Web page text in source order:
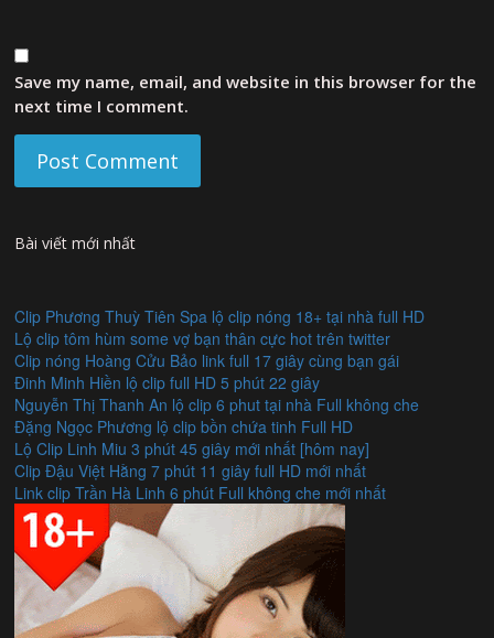
Save my name, email, and website in this browser for the
next time I comment.
Bài viết mới nhất
Clip Phương Thuỳ Tiên Spa lộ clip nóng 18+ tại nhà full HD
Lộ clip tôm hùm some vợ bạn thân cực hot trên twitter
Clip nóng Hoàng Cửu Bảo link full 17 giây cùng bạn gái
Đinh Minh Hiền lộ clip full HD 5 phút 22 giây
Nguyễn Thị Thanh An lộ clip 6 phut tại nhà Full không che
Đặng Ngọc Phương lộ clip bồn chứa tinh Full HD
Lộ Clip Linh Miu 3 phút 45 giây mới nhất [hôm nay]
Clip Đậu Việt Hằng 7 phút 11 giây full HD mới nhất
Link clip Trần Hà Linh 6 phút Full không che mới nhất